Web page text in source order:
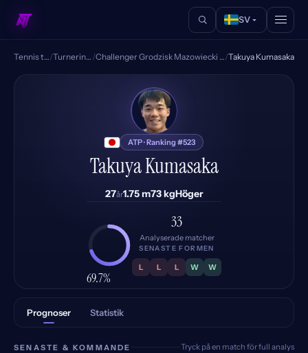
SV
Tennis tips/ Turneringar / Challenger Grodzisk Mazowiecki Poland/Takuya Kumasaka
TK
ATP · Ranking #523
Takuya Kumasaka
27år1.75 m73 kgHöger
69.7%
33
Analyserade matcher
SENASTE FORMEN
L L L W W
Prognoser Statistik
SENASTE & KOMMANDE Tryck på en match för full analys